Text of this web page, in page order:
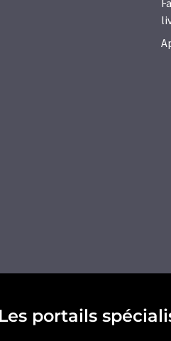
Les portails